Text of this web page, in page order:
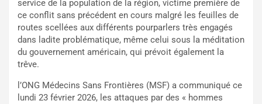
service de la population de la région, victime première de
ce conflit sans précédent en cours malgré les feuilles de
routes scellées aux différents pourparlers très engagés
dans ladite problématique, même celui sous la méditation
du gouvernement américain, qui prévoit également la
trêve.
l’ONG Médecins Sans Frontières (MSF) a communiqué ce
lundi 23 février 2026, les attaques par des « hommes